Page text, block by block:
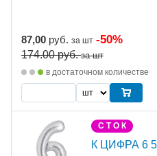
87,00 руб. за шт -50%
174.00руб. за шт
в достаточном количестве
С Т О К
К ЦИФРА 6